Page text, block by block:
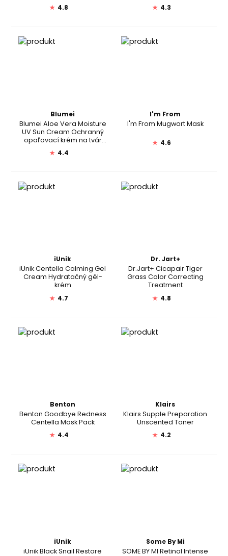
★ 4.8 ★ 4.3
Blumei
Blumei Aloe Vera Moisture
UV Sun Cream Ochranný
opaľovací krém na tvár
★ 4.4
I'm From
I'm From Mugwort Mask
★ 4.6
iUnik
iUnik Centella Calming Gel
Cream Hydratačný gél-
krém
★ 4.7
Dr. Jart+
Dr.Jart+ Cicapair Tiger
Grass Color Correcting
Treatment
★ 4.8
Benton
Benton Goodbye Redness
Centella Mask Pack
★ 4.4
Klairs
Klairs Supple Preparation
Unscented Toner
★ 4.2
iUnik
iUnik Black Snail Restore
Some By Mi
SOME BY MI Retinol Intense